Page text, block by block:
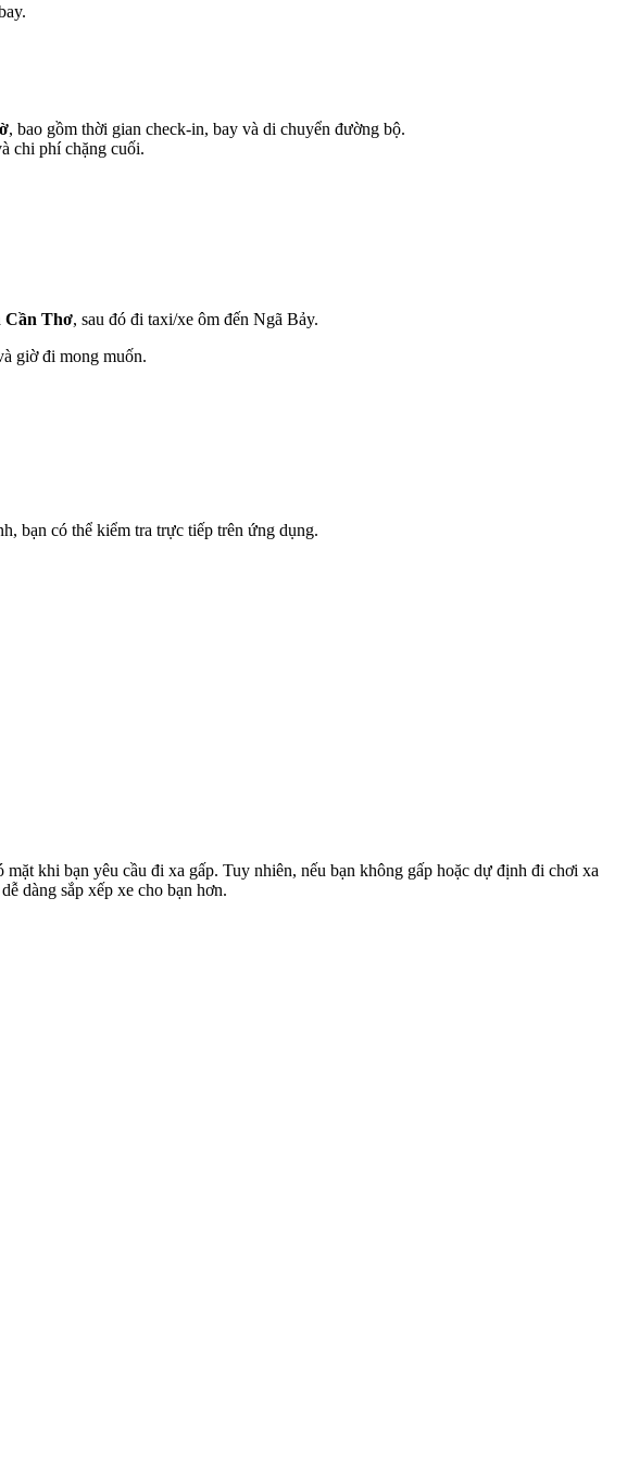
, bao gồm thời gian check-in, bay và di chuyển đường bộ.
chi phí chặng cuối.
Cần Thơ, sau đó đi taxi/xe ôm đến Ngã Bảy.
giờ đi mong muốn.
bạn có thể kiểm tra trực tiếp trên ứng dụng.
khi bạn yêu cầu đi xa gấp. Tuy nhiên, nếu bạn không gấp hoặc dự định đi chơi xa
dàng sắp xếp xe cho bạn hơn.